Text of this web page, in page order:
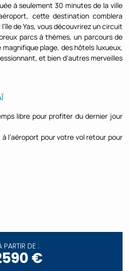
à seulement 30 minutes de la ville
cette destination comblera
de Yas, vous découvrirez un circuit
parcs à thèmes, un parcours de
plage, des hôtels luxueux,
et bien d'autres merveilles
libre pour profiter du dernier jour
l’aéroport pour votre vol retour pour
PARTIR DE :
€